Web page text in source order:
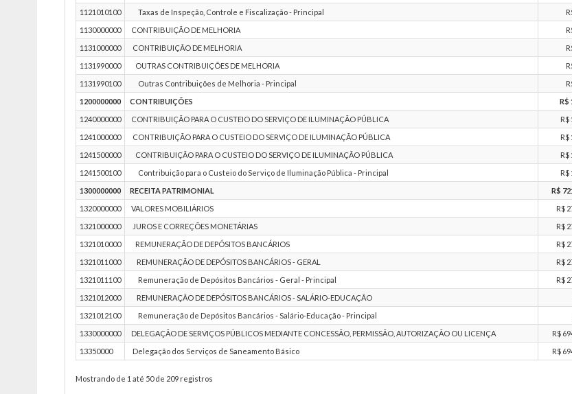
1121010100
Taxas de Inspeção, Controle e Fiscalização - Principal
1130000000
CONTRIBUIÇÃO DE MELHORIA
1131000000
CONTRIBUIÇÃO DE MELHORIA
1131990000
OUTRAS CONTRIBUIÇÕES DE MELHORIA
1131990100
Outras Contribuições de Melhoria - Principal
1200000000
CONTRIBUIÇÕES R$
1240000000
CONTRIBUIÇÃO PARA O CUSTEIO DO SERVIÇO DE ILUMINAÇÃO PÚBLICA R$
1241000000
CONTRIBUIÇÃO PARA O CUSTEIO DO SERVIÇO DE ILUMINAÇÃO PÚBLICA R$
1241500000
CONTRIBUIÇÃO PARA O CUSTEIO DO SERVIÇO DE ILUMINAÇÃO PÚBLICA R$
1241500100
Contribuição para o Custeio do Serviço de Iluminação Pública - Principal R$
1300000000
RECEITA PATRIMONIAL R$
1320000000
VALORES MOBILIÁRIOS R$
1321000000
JUROS E CORREÇÕES MONETÁRIAS R$
1321010000
REMUNERAÇÃO DE DEPÓSITOS BANCÁRIOS R$
1321011000
REMUNERAÇÃO DE DEPÓSITOS BANCÁRIOS - GERAL R$
1321011100
Remuneração de Depósitos Bancários - Geral - Principal R$
1321012000
REMUNERAÇÃO DE DEPÓSITOS BANCÁRIOS - SALÁRIO-EDUCAÇÃO
1321012100
Remuneração de Depósitos Bancários - Salário-Educação - Principal
1330000000
DELEGAÇÃO DE SERVIÇOS PÚBLICOS MEDIANTE CONCESSÃO, PERMISSÃO, AUTORIZAÇÃO OU LICENÇA R$
13350000
Delegação dos Serviços de Saneamento Básico R$
Mostrando de 1 até 50 de 209 registros